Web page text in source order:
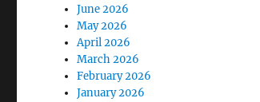
June 2026
May 2026
April 2026
March 2026
February 2026
January 2026